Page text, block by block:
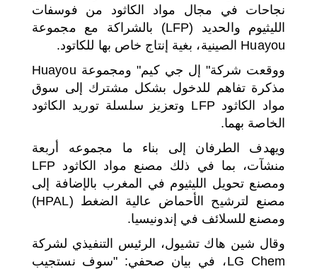
نجاحات في مجال مواد الكاثود من فوسفات
الليثيوم والحديد (LFP) بالشراكة مع مجموعة
Huayou الصينية، بغية إنتاج خاص بها للكاتود.
ووقعت شركة" إل جي كيم" ومجموعة Huayou
مذكرة تفاهم للدخول بشكل مشترك إلى سوق
مواد الكاثود LFP وتعزيز سلسلة توريد الكاثود
الخاصة بهما.
ويهدف الطرفان إلى بناء ما مجموعه أربعة
منشآت، بما في ذلك مصنع مواد الكاثود LFP
ومصنع تحويل الليثيوم في المغرب بالإضافة إلى
مصنع لترشيح الأحماض عالية الضغط (HPAL)
ومصنع للسلائف في إندونيسيا.
وقال شين هاك تشيول، الرئيس التنفيذي لشركة
LG Chem، في بيان صحفي: "سوف نستجيب